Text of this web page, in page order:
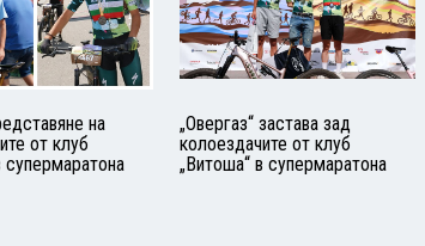
на
от клуб
супермаратона
„Овергаз“ застава зад
колоездачите от клуб
„Витоша“ в супермаратона